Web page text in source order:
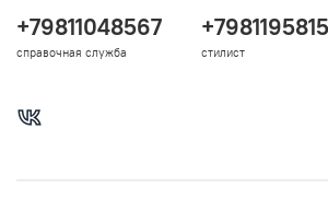
+79811048567
справочная служба стилист